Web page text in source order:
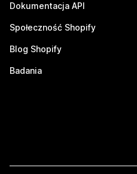
Dokumentacja API
Społeczność Shopify
Blog Shopify
Badania